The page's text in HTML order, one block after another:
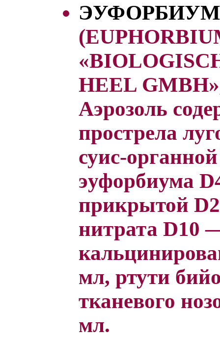
HEEL
Аэрозоль
прострела
суис-
эуфорбиума
прикрытой
нитрата D10
мл, ртути
тканевого
мл.